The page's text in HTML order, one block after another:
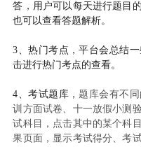
答，用户可以每天进行题目
也可以查看答题解析。
3、热门考点，平台会总结
击进行热门考点的查看。
4、考试题库，题库会有不
训方面试卷、十一放假小测
试科目，点击其中的某个科
果页面，显示考试得分、考